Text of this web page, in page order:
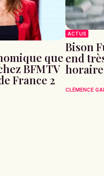
que
BFMTV
France 2
ACTUS
Bison
end
CLÉMENCE